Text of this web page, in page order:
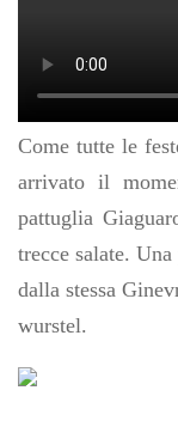
Come tutte le
arrivato il
pattuglia
trecce salate.
dalla stessa
wurstel.